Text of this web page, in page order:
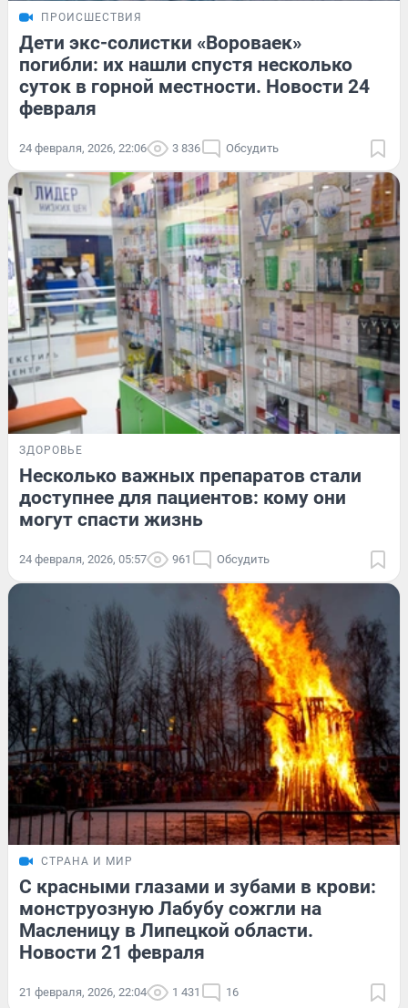
ПРОИСШЕСТВИЯ
Дети экс-солистки «Вороваек»
погибли: их нашли спустя несколько
суток в горной местности. Новости 24
февраля
24 февраля, 2026, 22:06 3 836 Обсудить
ЗДОРОВЬЕ
Несколько важных препаратов стали
доступнее для пациентов: кому они
могут спасти жизнь
24 февраля, 2026, 05:57 961 Обсудить
СТРАНА И МИР
С красными глазами и зубами в крови:
монструозную Лабубу сожгли на
Масленицу в Липецкой области.
Новости 21 февраля
21 февраля, 2026, 22:04 1 431 16